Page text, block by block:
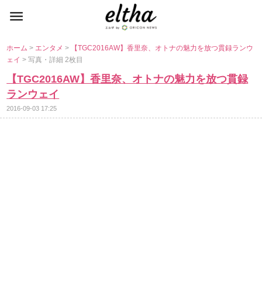
ホーム> エンタメ>
【TGC2016AW】香里奈、オトナの魅力を放つ貫録ランウ
ェイ> 写真・詳細 2枚目
【TGC2016AW】香里奈、オトナの魅力を放つ貫録
ランウェイ
2016-09-03 17:25